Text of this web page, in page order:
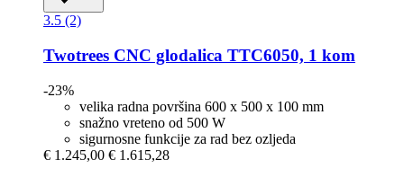
3.5 (2)
Twotrees CNC glodalica TTC6050, 1 kom
-23%
velika radna površina 600 x 500 x 100 mm
snažno vreteno od 500 W
sigurnosne funkcije za rad bez ozljeda
€ 1.245,00 € 1.615,28